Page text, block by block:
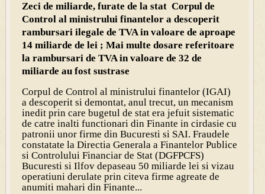
Zeci de miliarde, furate de la stat Corpul de
Control al ministrului finantelor a descoperit
rambursari ilegale de TVA in valoare de aproape
14 miliarde de lei ; Mai multe dosare referitoare
la rambursari de TVA in valoare de 32 de
miliarde au fost sustrase
Corpul de Control al ministrului finantelor (IGAI)
a descoperit si demontat, anul trecut, un mecanism
inedit prin care bugetul de stat era jefuit sistematic
de catre inalti functionari din Finante in cirdasie cu
patronii unor firme din Bucuresti si SAI. Fraudele
constatate la Directia Generala a Finantelor Publice
si Controlului Financiar de Stat (DGFPCFS)
Bucuresti si Ilfov depaseau 50 miliarde lei si vizau
operatiuni derulate prin citeva firme agreate de
anumiti mahari din Finante...